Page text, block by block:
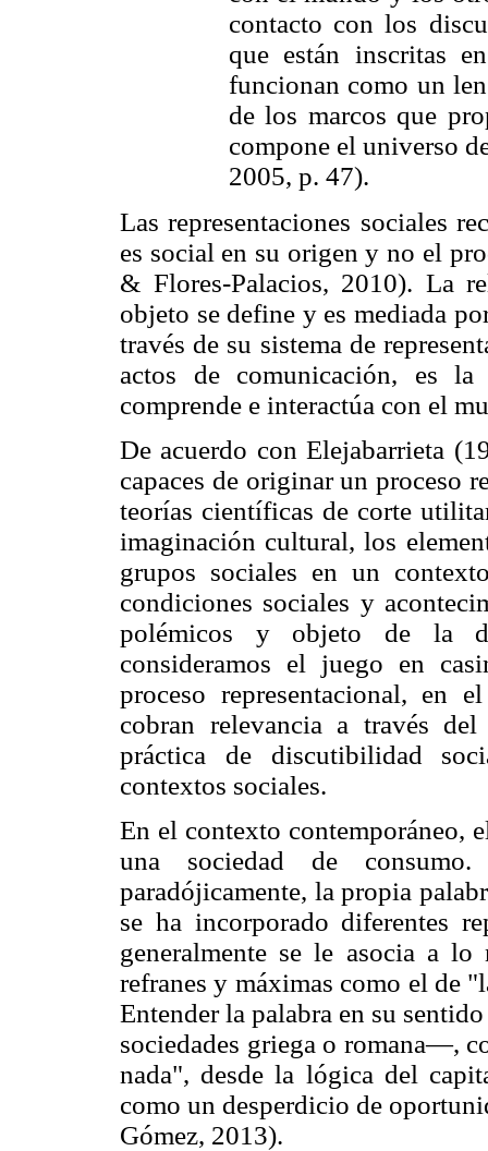
contacto con los
que están inscritas
funcionan como un
de los marcos que
compone el universo
2005, p. 47).
Las representaciones sociales
es social en su origen y no el
& Flores-Palacios, 2010). La
objeto se define y es mediada
través de su sistema de
actos de comunicación, es
comprende e interactúa con el
De acuerdo con Elejabarrieta
capaces de originar un proceso
teorías científicas de corte
imaginación cultural, los
grupos sociales en un
condiciones sociales y
polémicos y objeto de la
consideramos el juego en
proceso representacional, en
cobran relevancia a través
práctica de discutibilidad
contextos sociales.
En el contexto contemporáneo,
una sociedad de
paradójicamente, la propia
se ha incorporado diferentes
generalmente se le asocia a
refranes y máximas como el de
Entender la palabra en su
sociedades griega o romana—,
nada", desde la lógica del
como un desperdicio de
Gómez, 2013).